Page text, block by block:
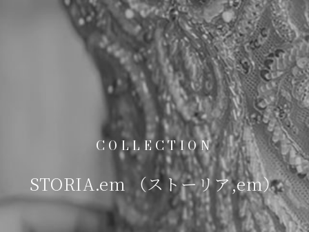
COLLECTION
STORIA.em （ストーリア,em）